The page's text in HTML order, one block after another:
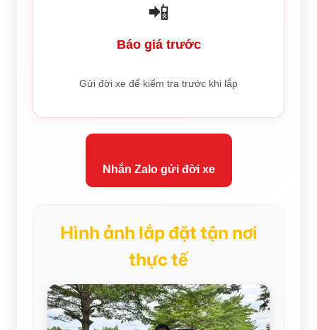
📲
Báo giá trước
Gửi đời xe để kiểm tra trước khi lắp
Nhắn Zalo gửi đời xe
Hình ảnh lắp đặt tận nơi
thực tế